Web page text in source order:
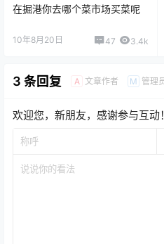
在掘港你去哪个菜市场买菜呢
10年8月20日 47 3.4k
3 条回复 A 文章作者 M 管理
欢迎您，新朋友，感谢参与互动！